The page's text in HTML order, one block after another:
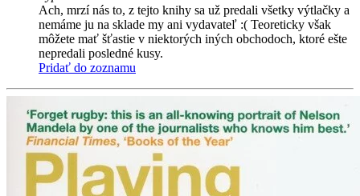
Ach, mrzí nás to, z tejto knihy sa už predali všetky výtlačky a
nemáme ju na sklade my ani vydavateľ :( Teoreticky však
môžete mať šťastie v niektorých iných obchodoch, ktoré ešte
nepredali posledné kusy.
Pridať do zoznamu